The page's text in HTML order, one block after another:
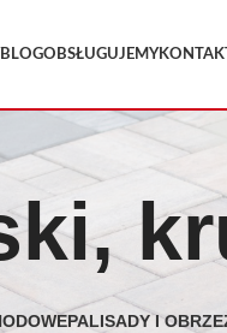
BLOGOBSŁUGUJEMY
PALISADY I